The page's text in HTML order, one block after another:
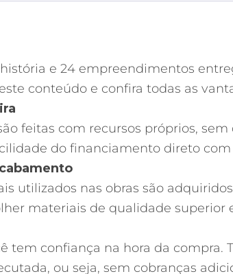
história e 24 empreendimentos
conteúdo e confira todas as
feitas com recursos próprios,
do financiamento direto com
utilizados nas obras são
materiais de qualidade superior
tem confiança na hora da compra.
ou seja, sem cobranças